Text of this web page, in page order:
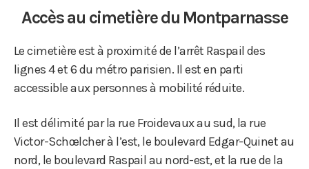
Accès au cimetière du Montparnasse
Le cimetière est à proximité de l’arrêt Raspail des
lignes 4 et 6 du métro parisien. Il est en parti
accessible aux personnes à mobilité réduite.
Il est délimité par la rue Froidevaux au sud, la rue
Victor-Schœlcher à l’est, le boulevard Edgar-Quinet au
nord, le boulevard Raspail au nord-est, et la rue de la